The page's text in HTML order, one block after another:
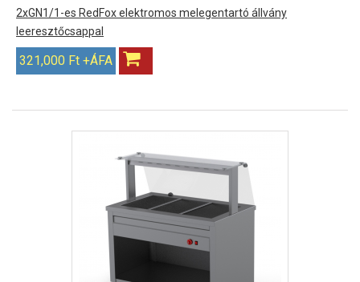
2xGN1/1-es RedFox elektromos melegentartó állvány
leeresztőcsappal
321,000 Ft +ÁFA